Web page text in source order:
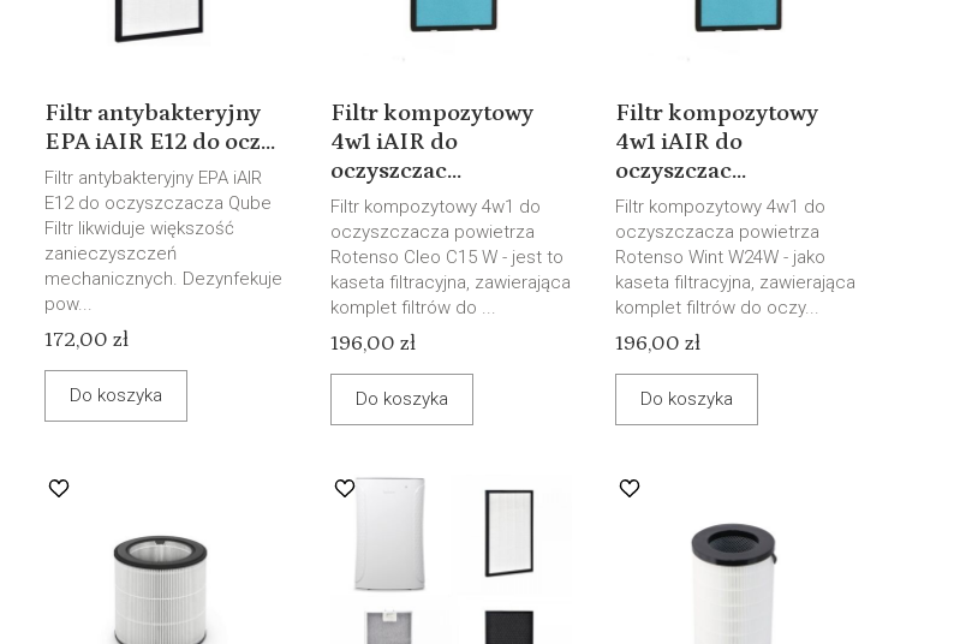
Filtr antybakteryjny
EPA iAIR E12 do ocz...
Filtr antybakteryjny EPA iAIR
E12 do oczyszczacza Qube
Filtr likwiduje większość
zanieczyszczeń
mechanicznych. Dezynfekuje
pow...
172,00 zł
Do koszyka
Filtr kompozytowy
4w1 iAIR do
oczyszczac...
Filtr kompozytowy 4w1 do
oczyszczacza powietrza
Rotenso Cleo C15 W - jest to
kaseta filtracyjna, zawierająca
komplet filtrów do ...
196,00 zł
Do koszyka
Filtr kompozytowy
4w1 iAIR do
oczyszczac...
Filtr kompozytowy 4w1 do
oczyszczacza powietrza
Rotenso Wint W24W - jako
kaseta filtracyjna, zawierająca
komplet filtrów do oczy...
196,00 zł
Do koszyka